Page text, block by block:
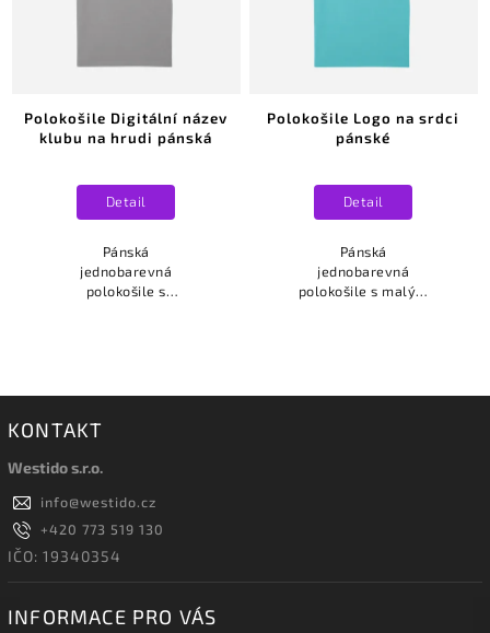
Polokošile Digitální název
klubu na hrudi pánská
Detail
Pánská
jednobarevná
polokošile s
Polokošile Logo na srdci
pánské
Detail
Pánská
jednobarevná
polokošile s malým
KONTAKT
Westido s.r.o.
info@westido.cz
+420 773 519 130
IČO: 19340354
INFORMACE PRO VÁS